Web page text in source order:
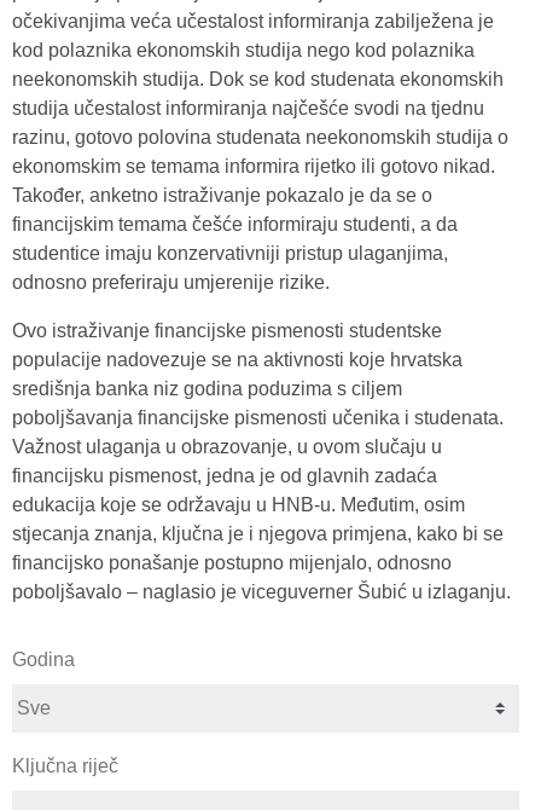
očekivanjima veća učestalost informiranja zabilježena je
kod polaznika ekonomskih studija nego kod polaznika
neekonomskih studija. Dok se kod studenata ekonomskih
studija učestalost informiranja najčešće svodi na tjednu
razinu, gotovo polovina studenata neekonomskih studija o
ekonomskim se temama informira rijetko ili gotovo nikad.
Također, anketno istraživanje pokazalo je da se o
financijskim temama češće informiraju studenti, a da
studentice imaju konzervativniji pristup ulaganjima,
odnosno preferiraju umjerenije rizike.
Ovo istraživanje financijske pismenosti studentske
populacije nadovezuje se na aktivnosti koje hrvatska
središnja banka niz godina poduzima s ciljem
poboljšavanja financijske pismenosti učenika i studenata.
Važnost ulaganja u obrazovanje, u ovom slučaju u
financijsku pismenost, jedna je od glavnih zadaća
edukacija koje se održavaju u HNB-u. Međutim, osim
stjecanja znanja, ključna je i njegova primjena, kako bi se
financijsko ponašanje postupno mijenjalo, odnosno
poboljšavalo – naglasio je viceguverner Šubić u izlaganju.
Godina
Ključna riječ